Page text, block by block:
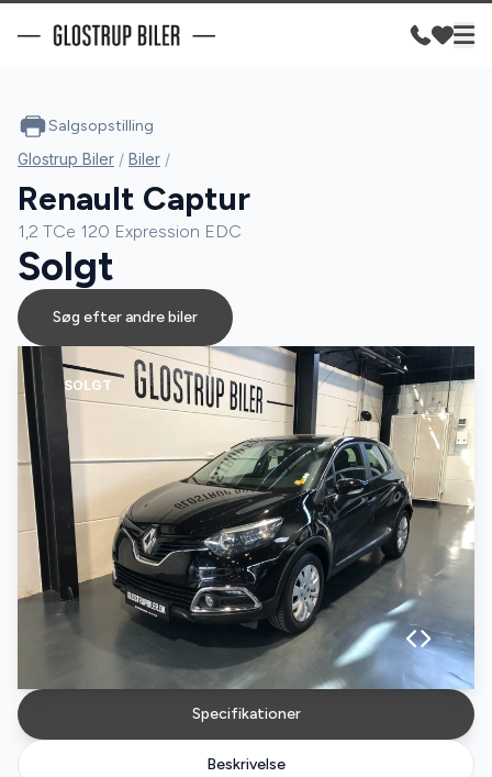
SOLGT
Specifikationer
Beskrivelse
Salgsopstilling
Glostrup Biler / Biler /
Renault Captur
1,2 TCe 120 Expression EDC
Solgt
Søg efter andre biler